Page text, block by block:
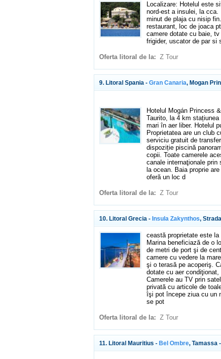
Localizare: Hotelul este
nord-est a insulei, la cca.
minut de plaja cu nisip
restaurant, loc de joaca
camere dotate cu baie,
frigider, uscator de par si
Oferta litoral de la: Z Tour
9. Litoral Spania - Gran Canaria, Mogan
Hotelul Mogán Princess
Taurito, la 4 km
mari în aer liber. Hotelul
Proprietatea are un club
serviciu gratuit de
dispoziție piscină
copii. Toate camerele
canale internaţionale
la ocean. Baia proprie
oferă un loc d
Oferta litoral de la: Z Tour
10. Litoral Grecia - Insula Zakynthos,
ceastă proprietate este
Marina beneficiază de o
de metri de port şi de
camere cu vedere la
şi o terasă pe acoperiş.
dotate cu aer
Camerele au TV prin
privată cu articole de
îşi pot începe ziua cu un
se pot
Oferta litoral de la: Z Tour
11. Litoral Mauritius - Bel Ombre, Tamassa